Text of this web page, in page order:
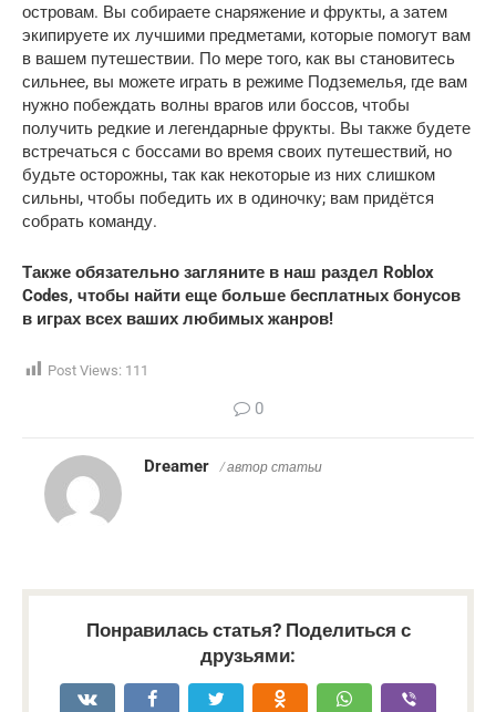
островам. Вы собираете снаряжение и фрукты, а затем
экипируете их лучшими предметами, которые помогут вам
в вашем путешествии. По мере того, как вы становитесь
сильнее, вы можете играть в режиме Подземелья, где вам
нужно побеждать волны врагов или боссов, чтобы
получить редкие и легендарные фрукты. Вы также будете
встречаться с боссами во время своих путешествий, но
будьте осторожны, так как некоторые из них слишком
сильны, чтобы победить их в одиночку; вам придётся
собрать команду.
Также обязательно загляните в наш раздел Roblox
Codes, чтобы найти еще больше бесплатных бонусов
в играх всех ваших любимых жанров!
Post Views: 111
0
Dreamer / автор статьи
Понравилась статья? Поделиться с
друзьями: